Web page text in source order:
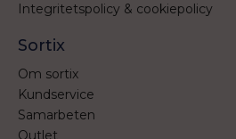
Integritetspolicy & cookiepolicy
Sortix
Om sortix
Kundservice
Samarbeten
Outlet